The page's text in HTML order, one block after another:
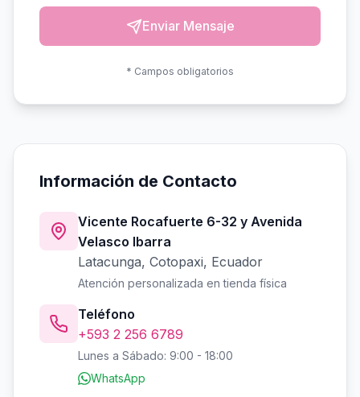
Enviar Mensaje
* Campos obligatorios
Información de Contacto
Vicente Rocafuerte 6-32 y Avenida
Velasco Ibarra
Latacunga, Cotopaxi, Ecuador
Atención personalizada en tienda física
Teléfono
+593 2 256 6789
Lunes a Sábado: 9:00 - 18:00
WhatsApp